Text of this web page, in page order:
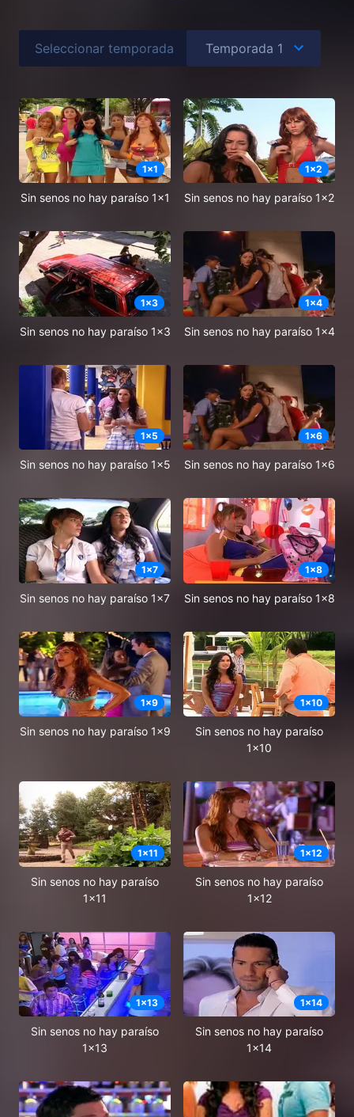
Seleccionar temporada
1x1
Sin senos no hay paraíso 1x1
1x2
Sin senos no hay paraíso 1x2
1x3
Sin senos no hay paraíso 1x3
1x4
Sin senos no hay paraíso 1x4
1x5
Sin senos no hay paraíso 1x5
1x6
Sin senos no hay paraíso 1x6
1x7
Sin senos no hay paraíso 1x7
1x8
Sin senos no hay paraíso 1x8
1x9
Sin senos no hay paraíso 1x9
1x10
Sin senos no hay paraíso
1x10
1x11
Sin senos no hay paraíso
1x11
1x12
Sin senos no hay paraíso
1x12
1x13
Sin senos no hay paraíso
1x13
1x14
Sin senos no hay paraíso
1x14